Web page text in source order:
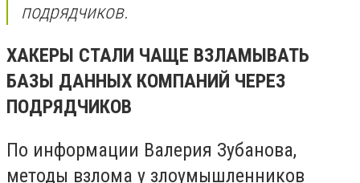
подрядчиков.
ХАКЕРЫ СТАЛИ ЧАЩЕ ВЗЛАМЫВАТЬ
БАЗЫ ДАННЫХ КОМПАНИЙ ЧЕРЕЗ
ПОДРЯДЧИКОВ
По информации Валерия Зубанова,
методы взлома у злоумышленников